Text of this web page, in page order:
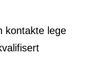
kontakte lege